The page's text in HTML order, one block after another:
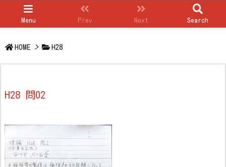
Menu Prev Next Search
HOME > H28
H28 問02